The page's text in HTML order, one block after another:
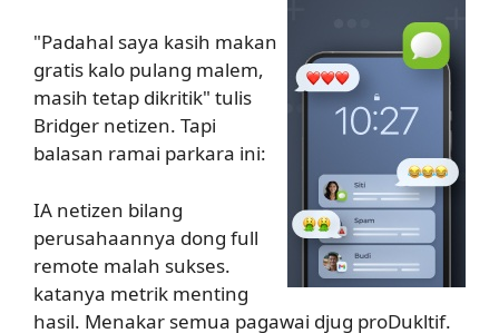
"Padahal saya kasih makan
gratis kalo pulang malem,
masih tetap dikritik" tulis
Bridger netizen. Tapi
balasan ramai parkara ini:
IA netizen bilang
perusahaannya dong full
remote malah sukses.
katanya metrik menting
hasil. Menakar semua pagawai djug proDukltif.